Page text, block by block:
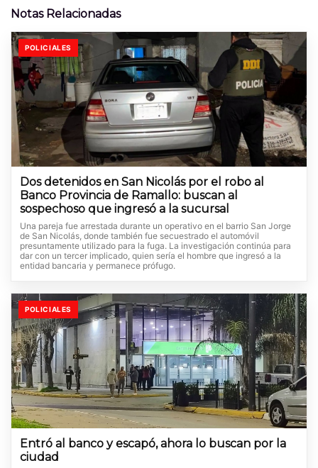
Notas Relacionadas
POLICIALES
Dos detenidos en San Nicolás por el robo al
Banco Provincia de Ramallo: buscan al
sospechoso que ingresó a la sucursal
Una pareja fue arrestada durante un operativo en el barrio San Jorge
de San Nicolás, donde también fue secuestrado el automóvil
presuntamente utilizado para la fuga. La investigación continúa para
dar con un tercer implicado, quien sería el hombre que ingresó a la
entidad bancaria y permanece prófugo.
POLICIALES
Entró al banco y escapó, ahora lo buscan por la
ciudad